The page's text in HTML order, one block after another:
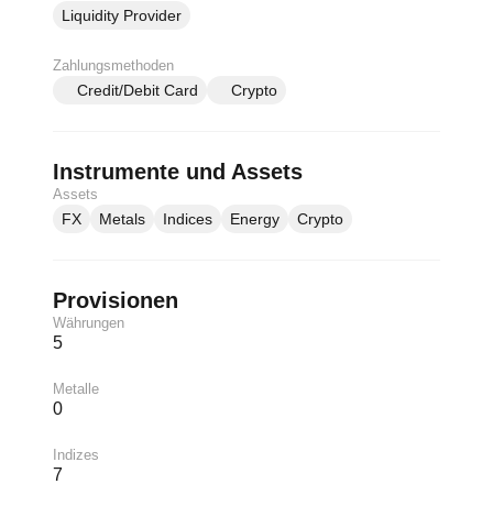
drawdowns, No time limits, Rewards paid fast
Liquidity Provider
Zahlungsmethoden
Credit/Debit Card Crypto
Instrumente und Assets
Assets
FX Metals Indices Energy Crypto
Provisionen
Währungen
5
Metalle
0
Indizes
7